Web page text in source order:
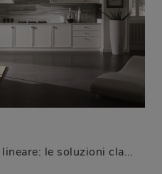
Scegli la cucina Avenue lineare: le soluzioni classiche Aster Cucine in laccato opaco sono garanzia di qualità, stile e design.